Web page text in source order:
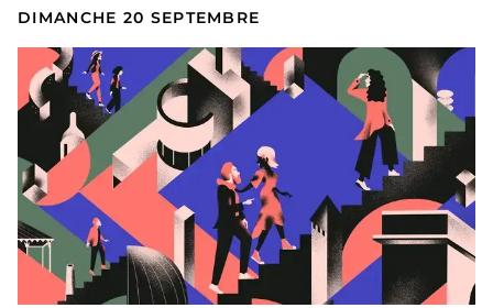
DIMANCHE 20 SEPTEMBRE